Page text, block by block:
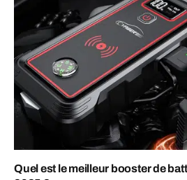
Quel est le meilleur booster de